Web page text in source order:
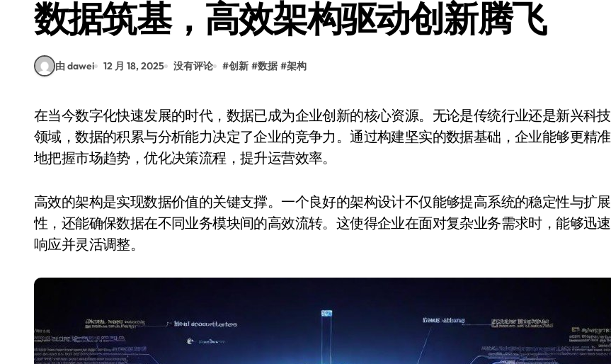
云安全护航传媒数据新趋势
数据筑基，高效架构驱动创新腾飞
由 dawei 12 月 18, 2025 没有评论 #创新 #数据 #架构
在当今数字化快速发展的时代，数据已成为企业创新的核心资源。无论是传统行业还是新兴科技
领域，数据的积累与分析能力决定了企业的竞争力。通过构建坚实的数据基础，企业能够更精准
地把握市场趋势，优化决策流程，提升运营效率。
高效的架构是实现数据价值的关键支撑。一个良好的架构设计不仅能够提高系统的稳定性与扩展
性，还能确保数据在不同业务模块间的高效流转。这使得企业在面对复杂业务需求时，能够迅速
响应并灵活调整。